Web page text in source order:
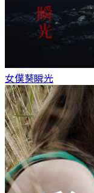
女僕葵瞬光